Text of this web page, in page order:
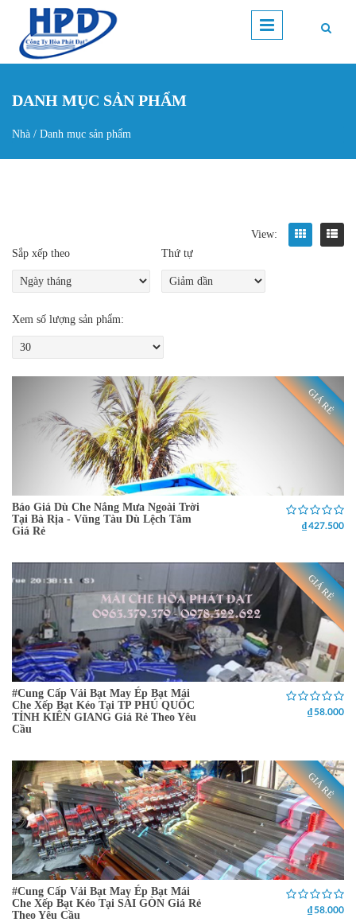
Nhảy đến nội dung
DANH MỤC SẢN PHẨM
Nhà / Danh mục sản phẩm
View:
Sắp xếp theo
Thứ tự
Xem số lượng sản phẩm:
GIÁ RẺ
Báo Giá Dù Che Nắng Mưa Ngoài Trời
Tại Bà Rịa - Vũng Tàu Dù Lệch Tâm
Giá Rẻ
₫ 427.500
GIÁ RẺ
#Cung Cấp Vải Bạt May Ép Bạt Mái
Che Xếp Bạt Kéo Tại TP PHÚ QUỐC
TỈNH KIÊN GIANG Giá Rẻ Theo Yêu
Cầu
₫ 58.000
GIÁ RẺ
#Cung Cấp Vải Bạt May Ép Bạt Mái
Che Xếp Bạt Kéo Tại SÀI GÒN Giá Rẻ
Theo Yêu Cầu
₫ 58.000